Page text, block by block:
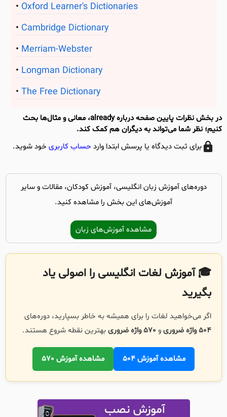
Oxford Learner's Dictionaries
Cambridge Dictionary
Merriam-Webster
Longman Dictionary
The Free Dictionary
در بخش نظرات پایین صفحه درباره already، معانی و مثال‌ها بحث
کنیم؛ نظر شما می‌تواند به دیگران هم کمک کند.
برای ثبت دیدگاه یا پرسش ابتدا وارد حساب کاربری خود شوید.
دوره‌های آموزش زبان انگلیسی، آموزش کودکان، مقالات و سایر
آموزش‌های این بخش را مشاهده کنید.
مشاهده آموزش‌های زبان
🎓 آموزش لغات انگلیسی را اصولی یاد
بگیرید
اگر می‌خواهید لغات را برای همیشه به خاطر بسپارید، دوره‌های
504 واژه ضروری
و 570 واژه ضروری بهترین نقطه شروع هستند.
مشاهده آموزش 504 مشاهده آموزش 570